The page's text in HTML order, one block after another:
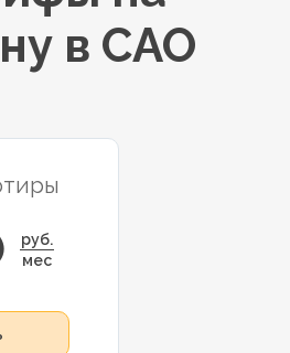
в САО
руб.
мес